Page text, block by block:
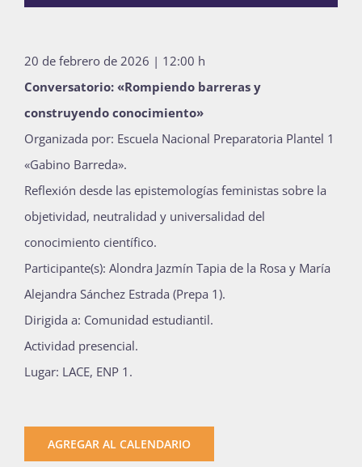
Bienvenida generación 2027-1
20 de febrero de 2026 | 12:00 h
Conversatorio: «Rompiendo barreras y
construyendo conocimiento»
Organizada por: Escuela Nacional Preparatoria Plantel 1
«Gabino Barreda».
Reflexión desde las epistemologías feministas sobre la
objetividad, neutralidad y universalidad del
conocimiento científico.
Participante(s): Alondra Jazmín Tapia de la Rosa y María
Alejandra Sánchez Estrada (Prepa 1).
Dirigida a: Comunidad estudiantil.
Actividad presencial.
Lugar: LACE, ENP 1.
AGREGAR AL CALENDARIO